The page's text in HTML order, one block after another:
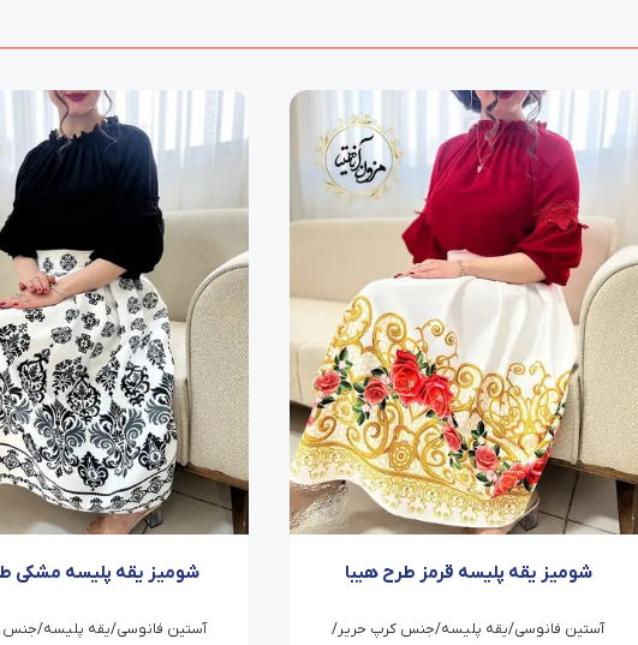
شومیز یقه پلیسه قرمز طرح هیبا
آستین فانوسی/یقه پلیسه/جنس کرپ حریر/
شومیز یقه پلیسه مشکی
آستین فانوسی/یقه پلیسه/جنس